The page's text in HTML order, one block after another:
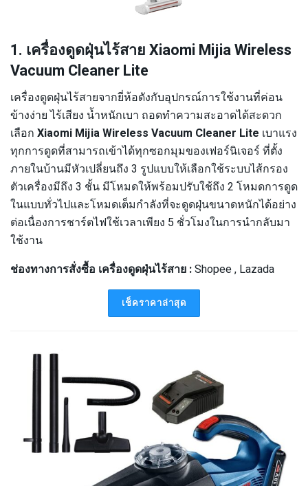
1. เครื่องดูดฝุ่นไร้สาย Xiaomi Mijia Wireless
Vacuum Cleaner Lite
เครื่องดูดฝุ่นไร้สายจากยี่ห้อดังกับอุปกรณ์การใช้งานที่ค่อน
ข้างง่าย ไร้เสียง น้ำหนักเบา ถอดทำความสะอาดได้สะดวก
เลือก Xiaomi Mijia Wireless Vacuum Cleaner Lite เบาแรง
ทุกการดูดที่สามารถเข้าได้ทุกซอกมุมของเฟอร์นิเจอร์ ที่ตั้ง
ภายในบ้านมีหัวเปลี่ยนถึง 3 รูปแบบให้เลือกใช้ระบบไส้กรอง
ตัวเครื่องมีถึง 3 ชั้น มีโหมดให้พร้อมปรับใช้ถึง 2 โหมดการดูด
ในแบบทั่วไปและโหมดเต็มกำลังที่จะดูดฝุ่นขนาดหนักได้อย่าง
ต่อเนื่องการชาร์ตไฟใช้เวลาเพียง 5 ชั่วโมงในการนำกลับมา
ใช้งาน
ช่องทางการสั่งซื้อ เครื่องดูดฝุ่นไร้สาย :Shopee , Lazada
เช็คราคาล่าสุด